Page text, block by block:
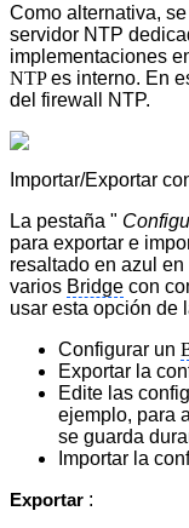
Como alternativa,
servidor NTP
implementaciones
NTPes interno. En
del firewall NTP.
Importar/Exportar
La pestaña "
para exportar e
resaltado en azul
varios Bridge con
usar esta opción de
Configurar un
Exportar la
Edite las
ejemplo, para
se guarda
Importar la
Exportar :